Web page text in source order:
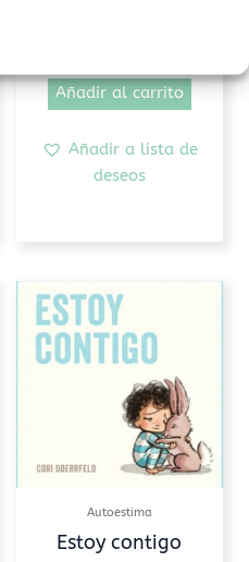
Añadir al carrito
Añadir a lista de
deseos
Autoestima
Estoy contigo